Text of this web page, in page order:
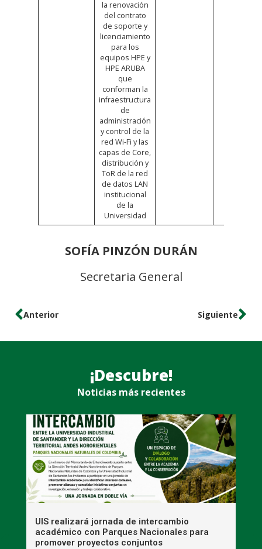
la renovación
del contrato
de soporte y
licenciamiento
para los
equipos HPE y
HPE ARUBA
que
conforman la
infraestructura
de
administración
y control de la
red Wi-Fi y las
capas de Core,
distribución y
ToR de la red
de datos LAN
institucional
de la
Universidad
SOFÍA PINZÓN DURÁN
Secretaria General
Anterior Siguiente
¡Descubre!
Noticias más recientes
UIS realizará jornada de intercambio
académico con Parques Nacionales para
promover proyectos conjuntos